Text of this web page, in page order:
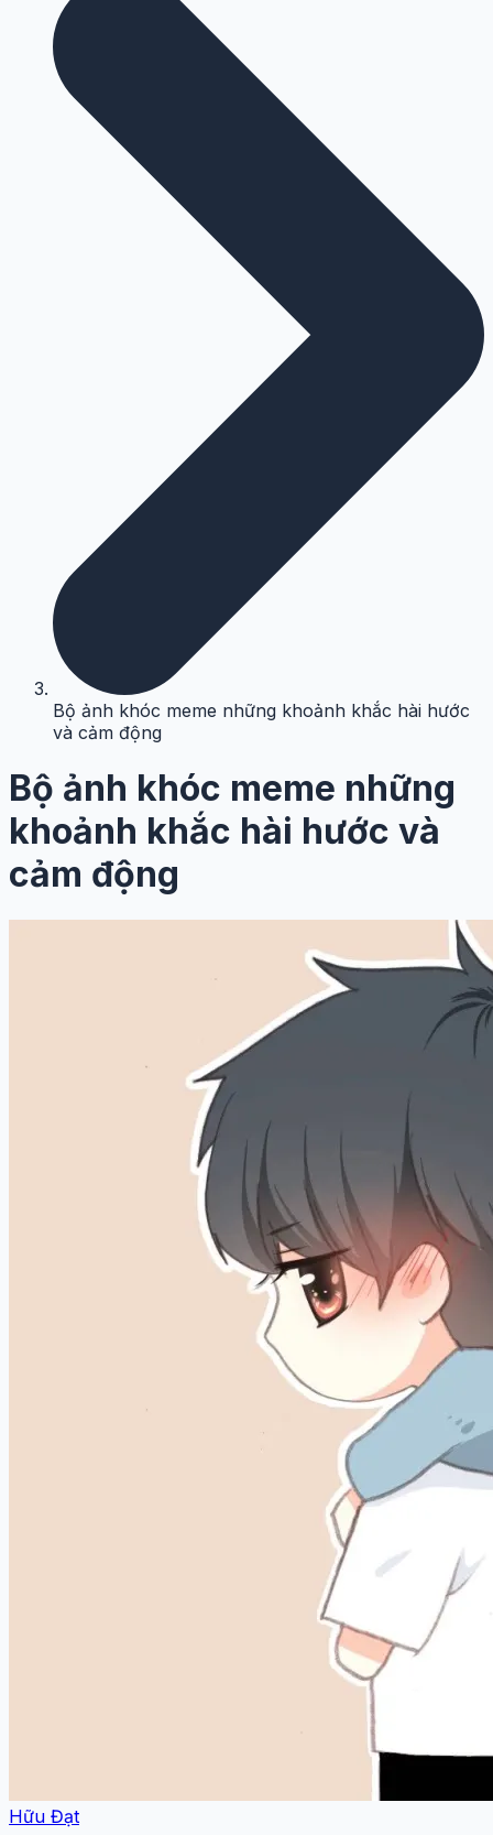
Bộ ảnh khóc meme những khoảnh khắc hài hước
và cảm động
Bộ ảnh khóc meme những
khoảnh khắc hài hước và
cảm động
Hữu Đạt